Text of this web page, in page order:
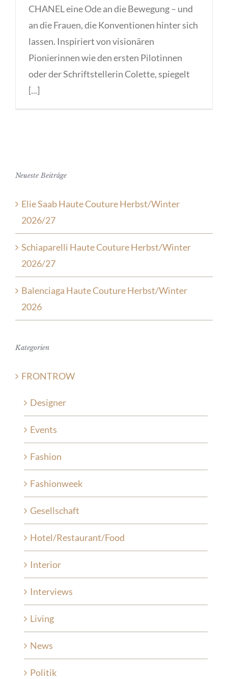
CHANEL eine Ode an die Bewegung – und
an die Frauen, die Konventionen hinter sich
lassen. Inspiriert von visionären
Pionierinnen wie den ersten Pilotinnen
oder der Schriftstellerin Colette, spiegelt
[...]
Neueste Beiträge
Elie Saab Haute Couture Herbst/Winter
2026/27
Schiaparelli Haute Couture Herbst/Winter
2026/27
Balenciaga Haute Couture Herbst/Winter
2026
Kategorien
FRONTROW
Designer
Events
Fashion
Fashionweek
Gesellschaft
Hotel/Restaurant/Food
Interior
Interviews
Living
News
Politik